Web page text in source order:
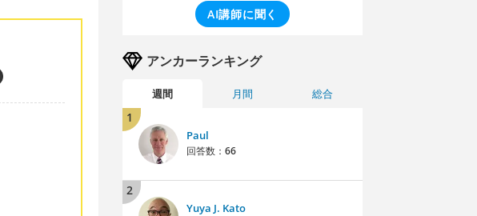
AI講師に聞く
アンカーランキング
週間 月間 総合
1
Paul
回答数： 66
2
Yuya J. Kato